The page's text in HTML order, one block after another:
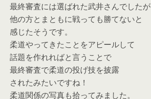
最終審査には選ばれた武井さんでしたが
他の方とまともに戦っても勝てないと
感じたそうです。
柔道やってきたことをアピールして
話題を作れればと言うことで
最終審査で柔道の投げ技を披露
されたみたいですね！
柔道関係の写真も拾ってみました。